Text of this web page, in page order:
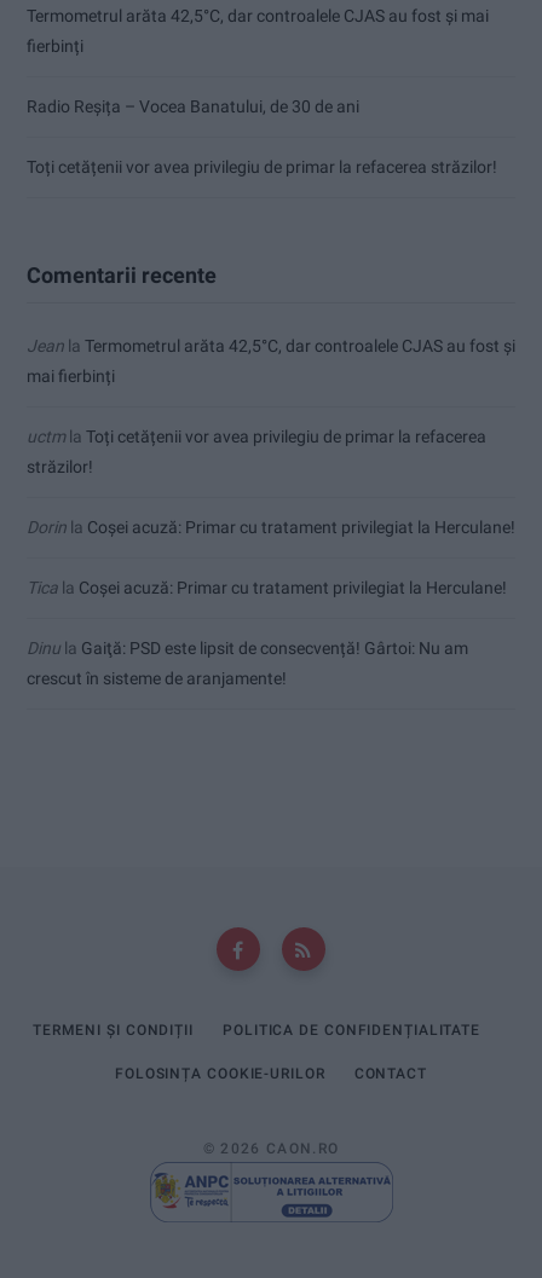
Termometrul arăta 42,5°C, dar controalele CJAS au fost și mai
fierbinți
Radio Reșița – Vocea Banatului, de 30 de ani
Toți cetățenii vor avea privilegiu de primar la refacerea străzilor!
Comentarii recente
Jean la Termometrul arăta 42,5°C, dar controalele CJAS au fost și
mai fierbinți
uctmla Toți cetățenii vor avea privilegiu de primar la refacerea
străzilor!
Dorin la Coșei acuză: Primar cu tratament privilegiat la Herculane!
Tica la Coșei acuză: Primar cu tratament privilegiat la Herculane!
Dinu la Gaiţă: PSD este lipsit de consecvență! Gârtoi: Nu am
crescut în sisteme de aranjamente!
TERMENI ȘI CONDIȚII POLITICA DE CONFIDENȚIALITATE
FOLOSINȚA COOKIE-URILOR CONTACT
© 2026 CAON.RO